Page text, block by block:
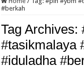
#berkah
Tag Archives:
#tasikmalaya
#iduladha